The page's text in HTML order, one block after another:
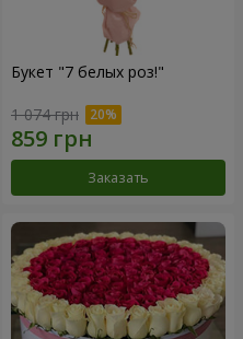
Букет "7 белых роз!"
1 074 грн
Заказать